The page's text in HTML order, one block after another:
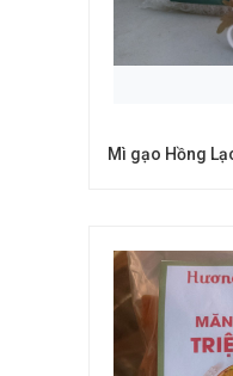
Mì gạo Hồng